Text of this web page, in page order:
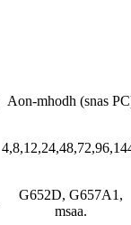
Aon-mhodh (snas
G652D, G657A1,
msaa.